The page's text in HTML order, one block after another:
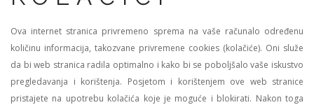
VINA
KONTAKT
SEARCH SITE
Ova internet stranica privremeno sprema na vaše računalo određenu
količinu informacija, takozvane privremene cookies (kolačiće). Oni služe
da bi web stranica radila optimalno i kako bi se poboljšalo vaše iskustvo
pregledavanja i korištenja. Posjetom i korištenjem ove web stranice
pristajete na upotrebu kolačića koje je moguće i blokirati. Nakon toga